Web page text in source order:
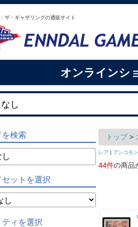
ザ・ギャザリングの通販サイト
オンラインシ
を検索
セットを選択
ティを選択
レア | アンコモン
トップ>
44件の商品